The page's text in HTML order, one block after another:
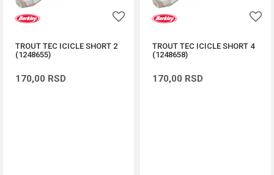
TROUT TEC ICICLE SHORT 2
(1248655)
170,00 RSD
TROUT TEC ICICLE SHORT 4
(1248658)
170,00 RSD